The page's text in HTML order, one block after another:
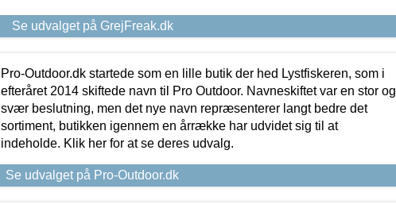
Se udvalget på GrejFreak.dk
Pro-Outdoor.dk startede som en lille butik der hed Lystfiskeren, som i
efteråret 2014 skiftede navn til Pro Outdoor. Navneskiftet var en stor og
svær beslutning, men det nye navn repræsenterer langt bedre det
sortiment, butikken igennem en årrække har udvidet sig til at
indeholde. Klik her for at se deres udvalg.
Se udvalget på Pro-Outdoor.dk